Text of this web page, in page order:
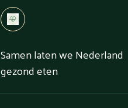
Samen laten we Nederland
gezond eten